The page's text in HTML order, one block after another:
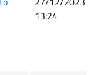
13:24